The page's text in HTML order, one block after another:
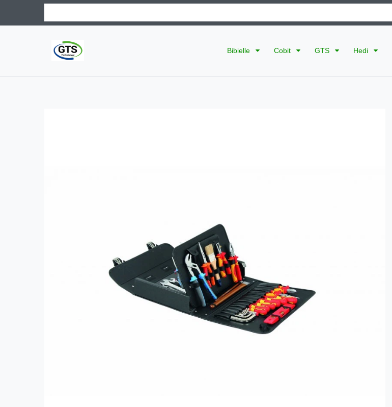
Bibielle Cobit GTS Hedi